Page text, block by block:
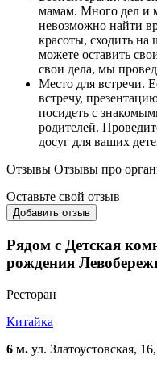
мамам. Много дел и
невозможно найти
красоты, сходить
можете оставить
свои дела, мы
Место для встречи.
встречу,
посидеть с
родителей.
досуг для ваших
Отзывы Отзывы про
Оставьте свой отзыв
Добавить отзыв
Рядом с Детская
рождения
Ресторан
Китайка
6 м. ул. Златоустовская,